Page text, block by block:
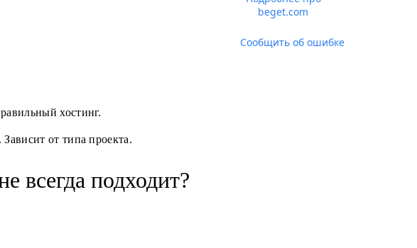
beget.com
Сообщить об ошибке
хостинг.
от типа проекта.
всегда подходит?